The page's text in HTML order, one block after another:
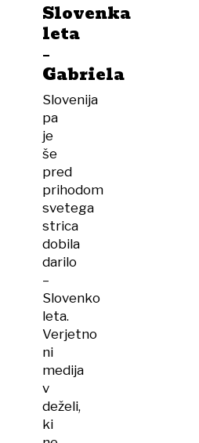
Slovenka
leta
–
Gabriela
Slovenija
pa
je
še
pred
prihodom
svetega
strica
dobila
darilo
–
Slovenko
leta.
Verjetno
ni
medija
v
deželi,
ki